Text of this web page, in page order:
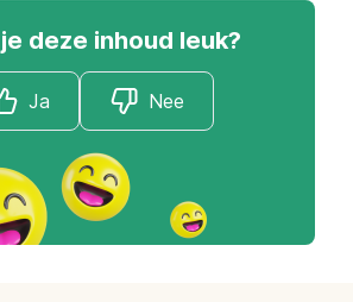
deze inhoud leuk?
Ja Nee